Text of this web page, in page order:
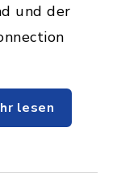
und der
lesen